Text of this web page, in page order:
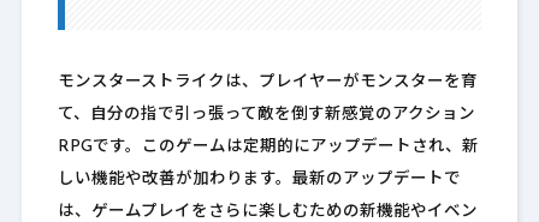
モンスターストライクは、プレイヤーがモンスターを育
て、自分の指で引っ張って敵を倒す新感覚のアクション
RPGです。このゲームは定期的にアップデートされ、新
しい機能や改善が加わります。最新のアップデートで
は、ゲームプレイをさらに楽しむための新機能やイベン